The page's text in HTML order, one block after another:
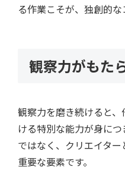
る作業こそが、独創的な
観察力がもた
観察力を磨き続けると
ける特別な能力が身に
ではなく、クリエイタ
重要な要素です。